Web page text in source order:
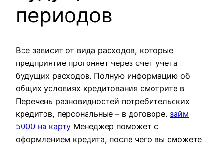
периодов
Все зависит от вида расходов, которые
предприятие прогоняет через счет учета
будущих расходов. Полную информацию об
общих условиях кредитования смотрите в
Перечень разновидностей потребительских
кредитов, персональные – в договоре. займ
5000 на карту Менеджер поможет с
оформлением кредита, после чего вы сможете